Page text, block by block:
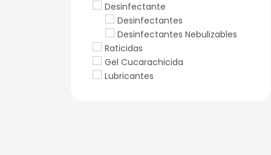
Desinfectante
Desinfectantes
Desinfectantes Nebulizables
Raticidas
Gel Cucarachicida
Lubricantes